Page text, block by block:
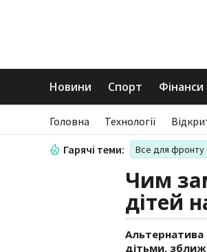
Новини Спорт Фінанси
Головна Технології
Гарячі теми: Все для фронту
Чим
дітей
дітьми,